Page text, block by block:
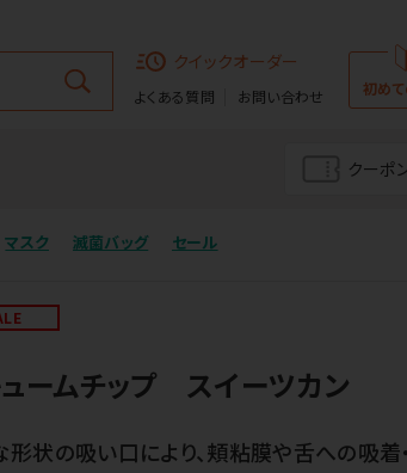
クイックオーダー
よくある質問 お問い合わせ 初め
クーポ
マスク 滅菌バッグ セール
ームチップ スイーツカン
形状の吸い口により、頬粘膜や舌への吸着